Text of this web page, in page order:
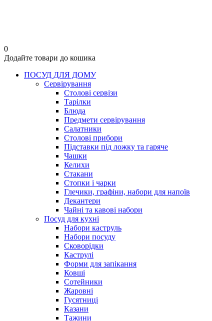
0
Додайте товари до кошика
ПОСУД ДЛЯ ДОМУ
Сервірування
Столові сервізи
Тарілки
Блюда
Предмети сервірування
Салатники
Столові прибори
Підставки під ложку та гаряче
Чашки
Келихи
Стакани
Стопки і чарки
Глечики, графіни, набори для напоїв
Декантери
Чайні та кавові набори
Посуд для кухні
Набори каструль
Набори посуду
Сковорідки
Каструлі
Форми для запікання
Ковші
Сотейники
Жаровні
Гусятниці
Казани
Тажини